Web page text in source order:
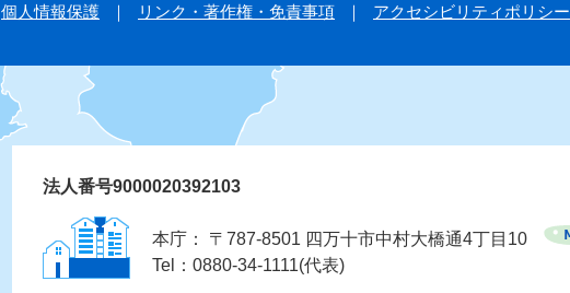
個人情報保護 リンク・著作権・免責事項 アクセシビリティポリシー
法人番号9000020392103
本庁： 〒787-8501 四万十市中村大橋通4丁目10
Tel：0880-34-1111(代表)